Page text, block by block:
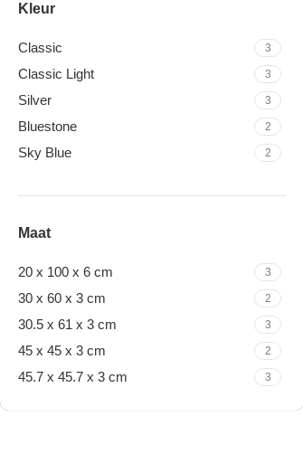
Kleur
Classic 3
Classic Light 3
Silver 3
Bluestone 2
Sky Blue 2
Maat
20 x 100 x 6 cm 3
30 x 60 x 3 cm 2
30.5 x 61 x 3 cm 3
45 x 45 x 3 cm 2
45.7 x 45.7 x 3 cm 3